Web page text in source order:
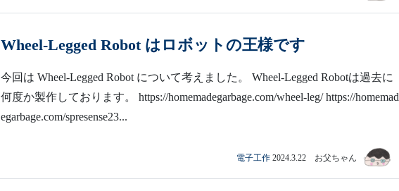
Wheel-Legged Robot はロボットの王様です
今回は Wheel-Legged Robot について考えました。 Wheel-Legged Robotは過去に
何度か製作しております。 https://homemadegarbage.com/wheel-leg/ https://homemad
egarbage.com/spresense23...
電子工作 2024.3.22 お父ちゃん